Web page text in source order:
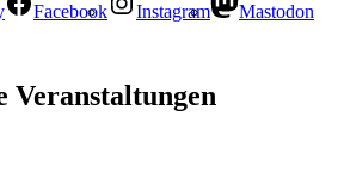
Facebook Instagram
Mastodon
Veranstaltungen